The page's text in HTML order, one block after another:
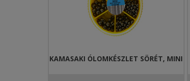
KAMASAKI ÓLOMKÉSZLET SÖRÉT, MINI